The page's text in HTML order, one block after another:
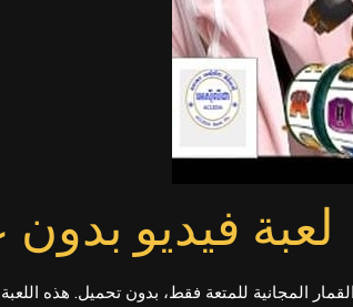
لعبة فيديو
المجانية للمتعة فقط، بدون تحميل. هذه اللعبة